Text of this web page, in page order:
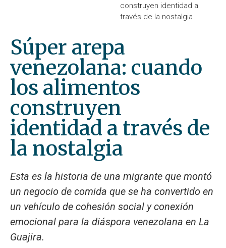
construyen identidad a
través de la nostalgia
Súper arepa
venezolana: cuando
los alimentos
construyen
identidad a través de
la nostalgia
Esta es la historia de una migrante que montó
un negocio de comida que se ha convertido en
un vehículo de cohesión social y conexión
emocional para la diáspora venezolana en La
Guajira.